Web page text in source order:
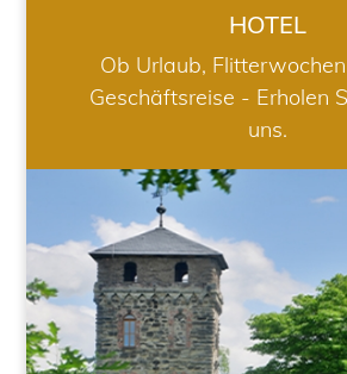
HOTEL
Ob Urlaub,
Geschäftsreise - Erholen
uns.